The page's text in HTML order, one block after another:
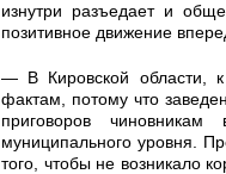
изнутри разъедает и
позитивное движение
— В Кировской области,
фактам, потому что
приговоров
муниципального уровня.
того, чтобы не возникало